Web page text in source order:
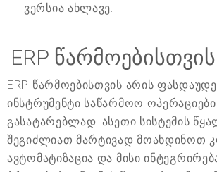
ვერსია ახლავე.
ERP წარმოებისთვის
ERP წარმოებისთვის არის
ინსტრუმენტი საწარმოო
გასატარებლად. ასეთი სისტემის
შეგიძლიათ მარტივად მოახდინოთ
ავტომატიზაცია და მისი